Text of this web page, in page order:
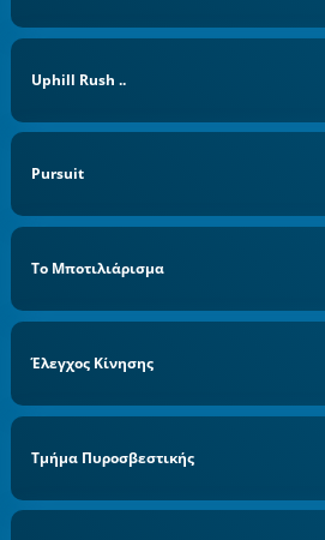
Uphill Rush ..
Pursuit
Το Μποτιλιάρισμα
Έλεγχος Κίνησης
Τμήμα Πυροσβεστικής